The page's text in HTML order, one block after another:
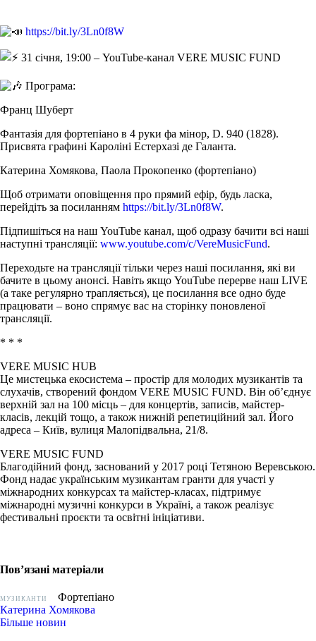
https://bit.ly/3Ln0f8W
31 січня, 19:00 – YouTube-канал VERE MUSIC FUND
Програма:
Франц Шуберт
Фантазія для фортепіано в 4 руки фа мінор, D. 940 (1828).
Присвята графині Кароліні Естерхазі де Галанта.
Катерина Хомякова, Паола Прокопенко (фортепіано)
Щоб отримати оповіщення про прямий ефір, будь ласка,
перейдіть за посиланням https://bit.ly/3Ln0f8W.
Підпишіться на наш YouTube канал, щоб одразу бачити всі наші
наступні трансляції: www.youtube.com/c/VereMusicFund.
Переходьте на трансляції тільки через наші посилання, які ви
бачите в цьому анонсі. Навіть якщо YouTube перерве наш LIVE
(а таке регулярно трапляється), це посилання все одно буде
працювати – воно спрямує вас на сторінку поновленої
трансляції.
* * *
VERE MUSIC HUB
Це мистецька екосистема – простір для молодих музикантів та
слухачів, створений фондом VERE MUSIC FUND. Він об’єднує
верхній зал на 100 місць – для концертів, записів, майстер-
класів, лекцій тощо, а також нижній репетиційний зал. Його
адреса – Київ, вулиця Малопідвальна, 21/8.
VERE MUSIC FUND
Благодійний фонд, заснований у 2017 році Тетяною Веревською.
Фонд надає українським музикантам гранти для участі у
міжнародних конкурсах та майстер-класах, підтримує
міжнародні музичні конкурси в Україні, а також реалізує
фестивальні проєкти та освітні ініціативи.
Пов’язані матеріали
МУЗИКАНТИ
Фортепіано
Катерина Хомякова
Більше новин